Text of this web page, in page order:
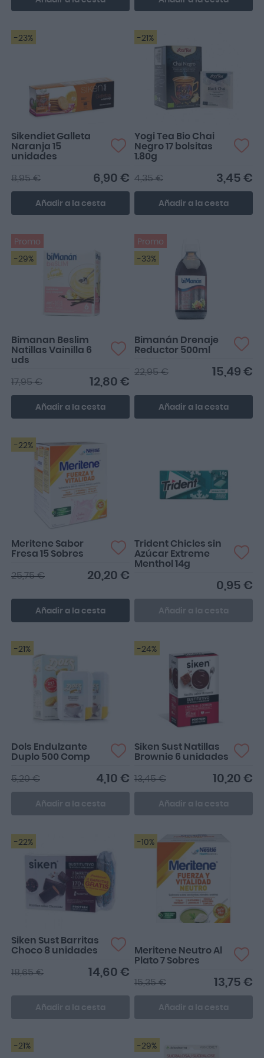
-23%
Sikendiet Galleta
Naranja 15
unidades
6,90 €
8,95 €
Añadir a la cesta
-21%
Yogi Tea Bio Chai
Negro 17 bolsitas
1.80g
3,45 €
4,35 €
Añadir a la cesta
Promo
-29%
Bimanan Beslim
Natillas Vainilla 6
uds
12,80 €
17,95 €
Añadir a la cesta
Promo
-33%
Bimanán Drenaje
Reductor 500ml
15,49 €
22,95 €
Añadir a la cesta
-22%
Meritene Sabor
Fresa 15 Sobres
20,20 €
25,75 €
Añadir a la cesta
Trident Chicles sin
Azúcar Extreme
Menthol 14g
0,95 €
Añadir a la cesta
-21%
Dols Endulzante
Duplo 500 Comp
4,10 €
5,20 €
Añadir a la cesta
-24%
Siken Sust Natillas
Brownie 6 unidades
10,20 €
13,45 €
Añadir a la cesta
-22%
Siken Sust Barritas
Choco 8 unidades
14,60 €
18,65 €
Añadir a la cesta
-10%
Me completo
Meritene Neutro Al
Plato 7 Sobres
13,75 €
15,35 €
Añadir a la cesta
-21% -29%